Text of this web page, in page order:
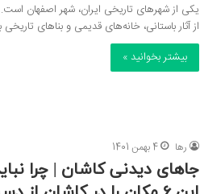
یکی از شهرهای تاریخی ایران، شهر اصفهان
از آثار باستانی، خانه‌های قدیمی و بناهای
بیشتر بخوانید »
رها 4 بهمن 1401
جاهای دیدنی کاشان | چرا